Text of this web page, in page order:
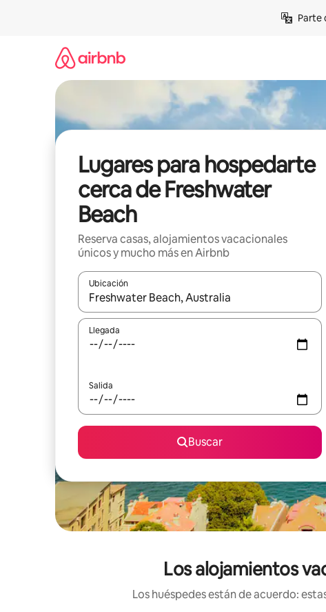
Parte
Lugares para hospedarte
cerca de Freshwater
Beach
Reserva casas, alojamientos vacacionales
únicos y mucho más en Airbnb
Ubicación
Cuando los resultados estén disponibles, podrás
Llegada
Salida
Buscar
Los alojamientos
Los huéspedes están de acuerdo: